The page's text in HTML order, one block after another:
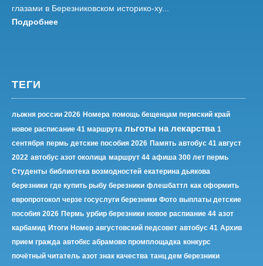
глазами в Березниковском историко-ху...
Подробнее
ТЕГИ
лыжня россии 2026 Номера помощь бещенцам пермский край
новое расписание 41 маршрута льготы на лекарства 1
сентября пермь детские пособия 2026 Память автобус 41 август
2022 автобус азот околица маршрут 44 афиша 300 лет пермь
Студенты библиотека возмодностей екатерина дьякова
березники где купить рыбу березники флешбаттл как оформить
европротокол черзе госуслуги березники Фото выплаты детские
пособия 2026 Пермь урбир березники новое распиание 44 азот
карбамид Итоги Номер августовский педсовет автобус 41 Архив
прием гражда автобкс абрамово промплощадка конкурс
почётный читатель азот знак качества танц дем березники